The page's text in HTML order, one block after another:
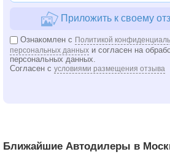
Приложить к своему
Ознакомлен с Политикой
персональных данных и согласен на
персональных данных.
Согласен с условиями размещения отзыва
Ближайшие Автодилеры в